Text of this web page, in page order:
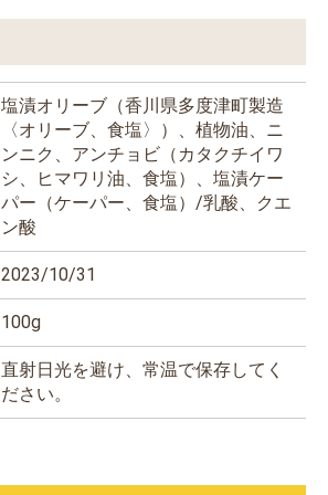
塩漬オリーブ（香川県多度津町製造
〈オリーブ、食塩〉）、植物油、ニ
ンニク、アンチョビ（カタクチイワ
シ、ヒマワリ油、食塩）、塩漬ケー
パー（ケーパー、食塩）/乳酸、クエ
ン酸
2023/10/31
100g
直射日光を避け、常温で保存してく
ださい。